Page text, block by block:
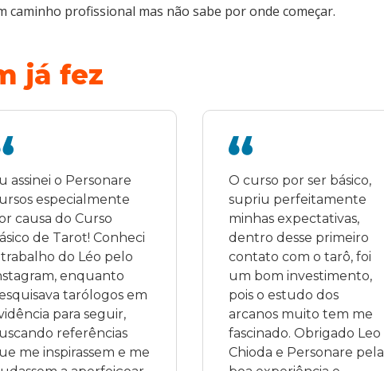
caminho profissional mas não sabe por onde começar.
já fez
assinei o Personare
especialmente
causa do Curso
de Tarot! Conheci
do Léo pelo
enquanto
tarólogos em
para seguir,
referências
me inspirassem e me
O curso por ser básico,
supriu perfeitamente
minhas expectativas,
dentro desse primeiro
contato com o tarô, foi
um bom investimento,
pois o estudo dos
arcanos muito tem me
fascinado. Obrigado Leo
Chioda e Personare pela